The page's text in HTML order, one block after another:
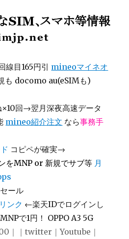
線目165円引 mineoマイネオ
も docomo au(eSIMも)
×10回→翌月深夜高速データ
mineo紹介注文 なら事務手
コピペが確実→
をMNP or 新規でサブ等 月
ール
ンク ←楽天IDでログインし
で1円！ OPPO A3 5G
｜｜twitter ｜Youtube ｜